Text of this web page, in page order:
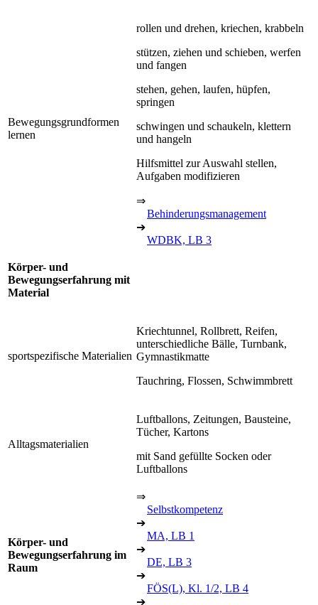
Bewegungsgrundformen
lernen
rollen und drehen, kriechen, krabbeln
stützen, ziehen und schieben, werfen
und fangen
stehen, gehen, laufen, hüpfen,
springen
schwingen und schaukeln, klettern
und hangeln
Hilfsmittel zur Auswahl stellen,
Aufgaben modifizieren
⇒
Behinderungsmanagement
➔
WDBK, LB 3
Körper- und
Bewegungserfahrung mit
Material
sportspezifische Materialien
Kriechtunnel, Rollbrett, Reifen,
unterschiedliche Bälle, Turnbank,
Gymnastikmatte
Tauchring, Flossen, Schwimmbrett
Alltagsmaterialien
Luftballons, Zeitungen, Bausteine,
Tücher, Kartons
mit Sand gefüllte Socken oder
Luftballons
Körper- und
Bewegungserfahrung im
Raum
⇒
Selbstkompetenz
➔
MA, LB 1
➔
DE, LB 3
➔
FÖS(L), Kl. 1/2, LB 4
➔